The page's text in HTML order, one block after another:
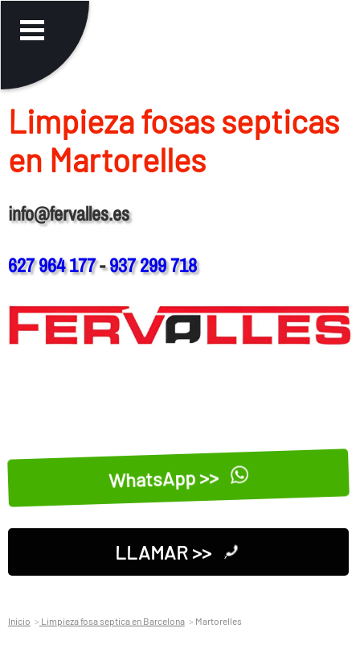
Limpieza fosas septicas
en Martorelles
info@fervalles.es
627 964 177-937 299 718
WhatsApp >>
LLAMAR >>
Inicio Limpieza fosa septica en Barcelona Martorelles